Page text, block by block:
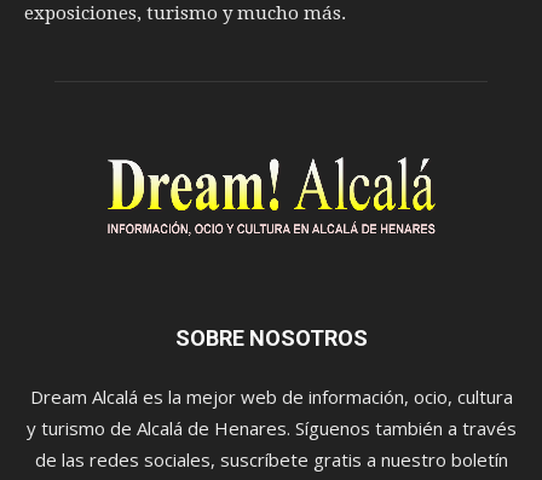
exposiciones, turismo y mucho más.
SOBRE NOSOTROS
Dream Alcalá es la mejor web de información, ocio, cultura
y turismo de Alcalá de Henares. Síguenos también a través
de las redes sociales, suscríbete gratis a nuestro boletín